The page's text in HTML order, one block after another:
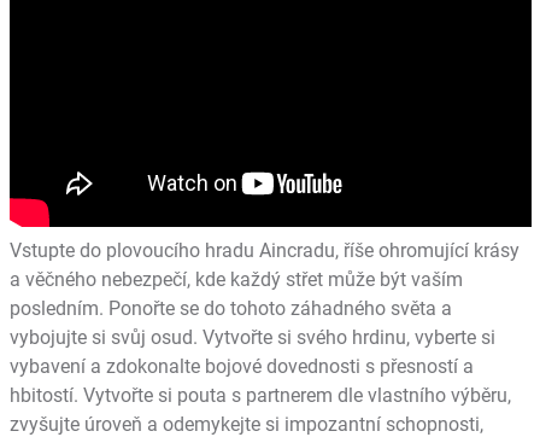
Vstupte do plovoucího hradu Aincradu, říše ohromující krásy
a věčného nebezpečí, kde každý střet může být vaším
posledním. Ponořte se do tohoto záhadného světa a
vybojujte si svůj osud. Vytvořte si svého hrdinu, vyberte si
vybavení a zdokonalte bojové dovednosti s přesností a
hbitostí. Vytvořte si pouta s partnerem dle vlastního výběru,
zvyšujte úroveň a odemykejte si impozantní schopnosti,